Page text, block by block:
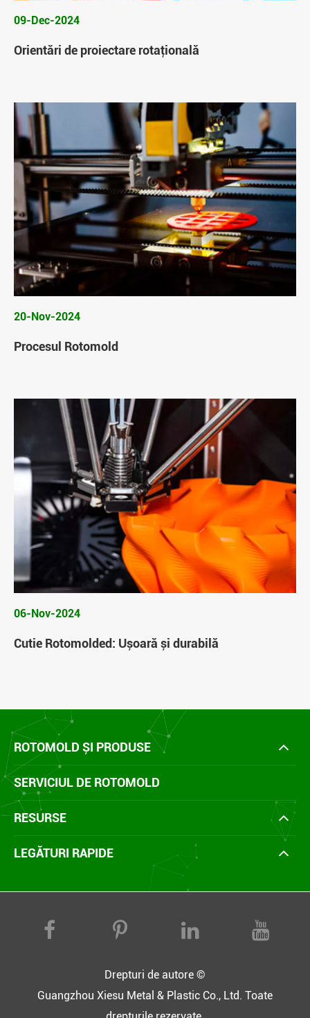
09-Dec-2024
Orientări de proiectare rotaţională
20-Nov-2024
Procesul Rotomold
06-Nov-2024
Cutie Rotomolded: Ușoară și durabilă
ROTOMOLD ȘI PRODUSE
SERVICIUL DE ROTOMOLD
RESURSE
LEGĂTURI RAPIDE
Drepturi de autore ©
Guangzhou Xiesu Metal & Plastic Co., Ltd. Toate